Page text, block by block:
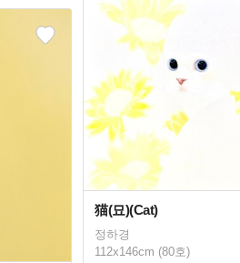
猫(묘)(Cat)
정하경
112x146cm (80호)